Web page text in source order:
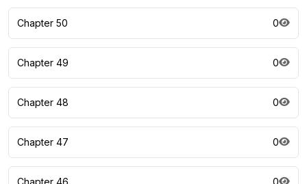
Chapter 50 0
Chapter 49 0
Chapter 48 0
Chapter 47 0
Chapter 46 0